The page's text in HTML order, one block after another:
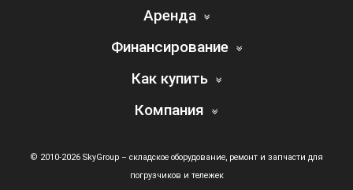
Аренда
Финансирование
Как купить
Компания
© 2010-2026 SkyGroup – складское оборудование, ремонт и запчасти для
погрузчиков и тележек